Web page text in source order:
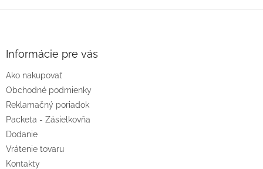
e
Informácie pre vás
Ako nakupovať
Obchodné podmienky
Reklamačný poriadok
Packeta - Zásielkovňa
Dodanie
Vrátenie tovaru
Kontakty